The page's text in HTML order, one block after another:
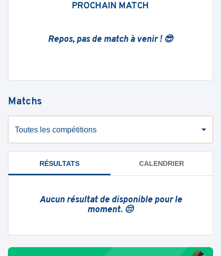
PROCHAIN MATCH
Repos, pas de match à venir ! 😎
Matchs
Toutes les compétitions
RÉSULTATS CALENDRIER
Aucun résultat de disponible pour le
moment. 😔